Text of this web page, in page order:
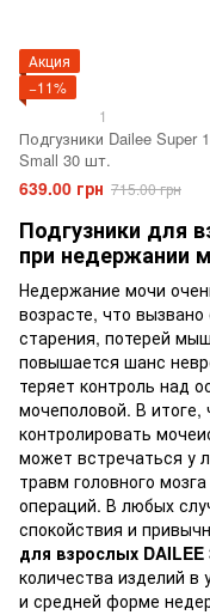
Акция
−11%
1
Подгузники Dailee Super 1
Small 30 шт.
639.00 грн 715.00 грн
Подгузники для
при недержании
Недержание мочи
возрасте, что
старения, потерей
повышается шанс
теряет контроль над
мочеполовой. В
контролировать
может встречаться у
травм головного
операций. В любых
спокойствия и
для взрослых DAILEE
количества изделий в
и средней форме